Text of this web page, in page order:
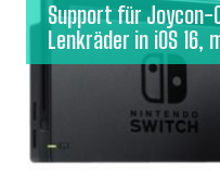
Support für
Lenkräder in iOS 16,